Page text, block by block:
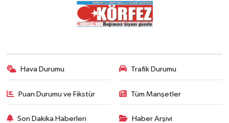
Hava Durumu Trafik Durumu
Puan Durumu ve Fikstür Tüm Manşetler
Son Dakika Haberleri Haber Arşivi